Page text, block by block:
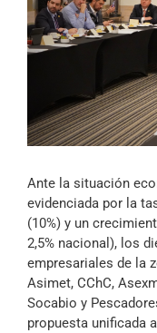
Ante la situación
evidenciada por la
(10%) y un
2,5% nacional), los
empresariales de la
Asimet, CChC,
Socabio y
propuesta unificada